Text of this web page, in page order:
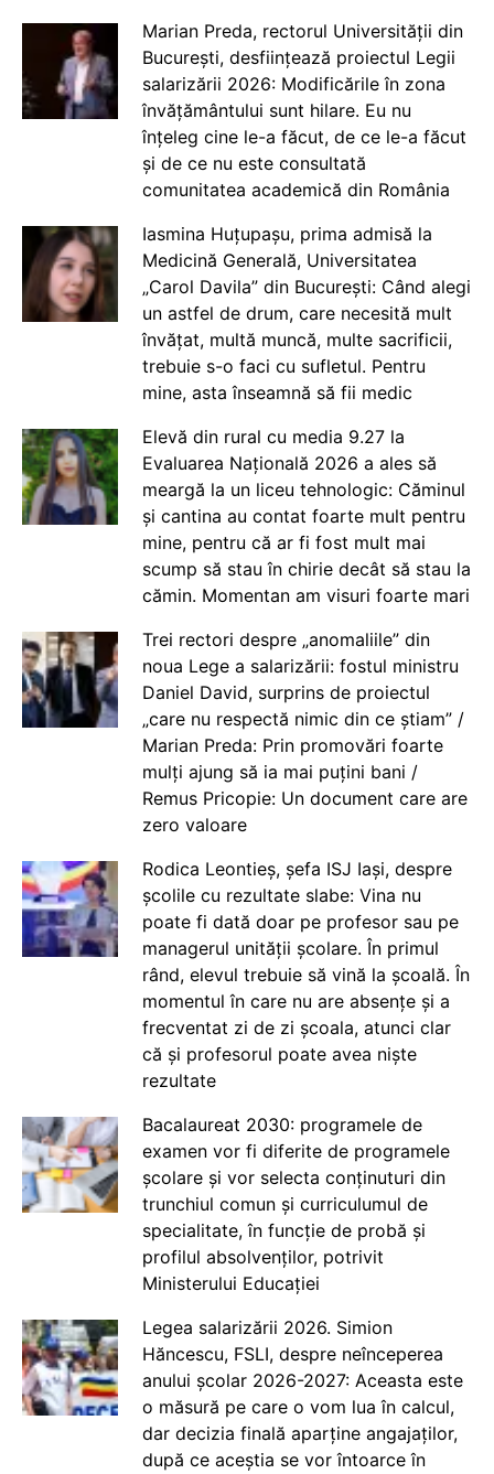
Marian Preda, rectorul Universității din
București, desființează proiectul Legii
salarizării 2026: Modificările în zona
învățământului sunt hilare. Eu nu
înțeleg cine le-a făcut, de ce le-a făcut
și de ce nu este consultată
comunitatea academică din România
Iasmina Huțupașu, prima admisă la
Medicină Generală, Universitatea
„Carol Davila” din București: Când alegi
un astfel de drum, care necesită mult
învățat, multă muncă, multe sacrificii,
trebuie s-o faci cu sufletul. Pentru
mine, asta înseamnă să fii medic
Elevă din rural cu media 9.27 la
Evaluarea Națională 2026 a ales să
meargă la un liceu tehnologic: Căminul
și cantina au contat foarte mult pentru
mine, pentru că ar fi fost mult mai
scump să stau în chirie decât să stau la
cămin. Momentan am visuri foarte mari
Trei rectori despre „anomaliile” din
noua Lege a salarizării: fostul ministru
Daniel David, surprins de proiectul
„care nu respectă nimic din ce știam” /
Marian Preda: Prin promovări foarte
mulți ajung să ia mai puțini bani /
Remus Pricopie: Un document care are
zero valoare
Rodica Leontieș, șefa ISJ Iași, despre
școlile cu rezultate slabe: Vina nu
poate fi dată doar pe profesor sau pe
managerul unității școlare. În primul
rând, elevul trebuie să vină la școală. În
momentul în care nu are absențe și a
frecventat zi de zi școala, atunci clar
că și profesorul poate avea niște
rezultate
Bacalaureat 2030: programele de
examen vor fi diferite de programele
școlare și vor selecta conținuturi din
trunchiul comun și curriculumul de
specialitate, în funcție de probă și
profilul absolvenților, potrivit
Ministerului Educației
Legea salarizării 2026. Simion
Hăncescu, FSLI, despre neînceperea
anului școlar 2026-2027: Aceasta este
o măsură pe care o vom lua în calcul,
dar decizia finală aparține angajaților,
după ce aceștia se vor întoarce în